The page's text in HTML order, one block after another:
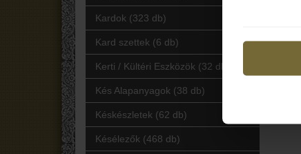
Kardok (323 db)
Kard szettek (6 db)
Kerti / Kültéri Eszközök (32 db)
Kés Alapanyagok (38 db)
Késkészletek (62 db)
Késélezők (468 db)